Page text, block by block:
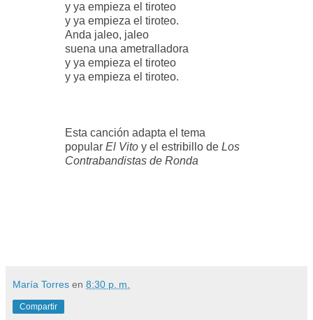
y ya empieza el tiroteo
y ya empieza el tiroteo.
Anda jaleo, jaleo
suena una ametralladora
y ya empieza el tiroteo
y ya empieza el tiroteo.
Esta canción adapta el tema
popularEl Vito y el estribillo deLos
Contrabandistas de Ronda
María Torres en 8:30 p. m.
Compartir